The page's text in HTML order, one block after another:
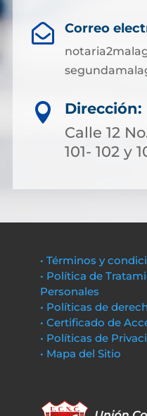
 Correo

Dirección:
Calle 12
101- 102 y
• Términos y
• Política de
Personales
• Políticas de
• Certificado de
• Políticas de
• Mapa del Sitio